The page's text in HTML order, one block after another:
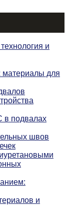
и
материалы для
в подвалах
швов
и